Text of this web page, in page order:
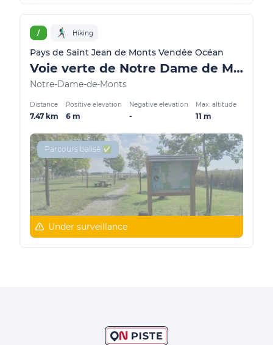
/ Hiking
Pays de Saint Jean de Monts Vendée Océan
Voie verte de Notre Dame de Monts
Notre-Dame-de-Monts
Distance
7.47 km
Positive elevation
6 m
Negative elevation
-
Max. altitude
11 m
Parcours balisé ✅
Under surveillance